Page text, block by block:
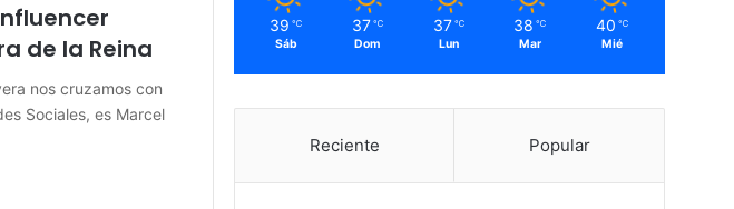
de la Reina
nos cruzamos con
Sociales, es Marcel
39 ℃
Sáb
37 ℃
Dom
37 ℃
Lun
38 ℃
Mar
40 ℃
Mié
Reciente Popular